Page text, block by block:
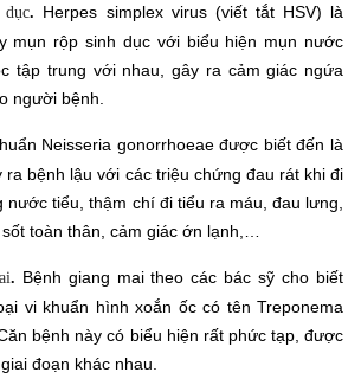
. Herpes simplex virus (viết tắt HSV) là
mụn rộp sinh dục với biểu hiện mụn nước
tập trung với nhau, gây ra cảm giác ngứa
người bệnh.
Neisseria gonorrhoeae được biết đến là
ra bệnh lậu với các triệu chứng đau rát khi đi
nước tiểu, thậm chí đi tiểu ra máu, đau lưng,
toàn thân, cảm giác ớn lạnh,…
. Bệnh giang mai theo các bác sỹ cho biết
vi khuẩn hình xoắn ốc có tên Treponema
bệnh này có biểu hiện rất phức tạp, được
đoạn khác nhau.